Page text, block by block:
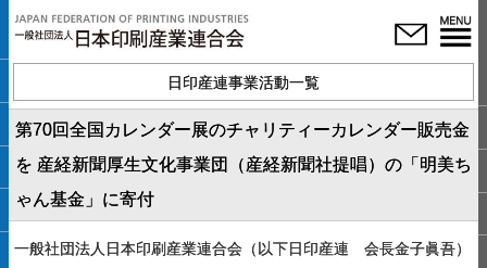
日印産連事業活動一覧
第70回全国カレンダー展のチャリティーカレンダー販売金
を 産経新聞厚生文化事業団（産経新聞社提唱）の「明美ち
ゃん基金」に寄付
一般社団法人日本印刷産業連合会（以下日印産連 会長金子眞吾）